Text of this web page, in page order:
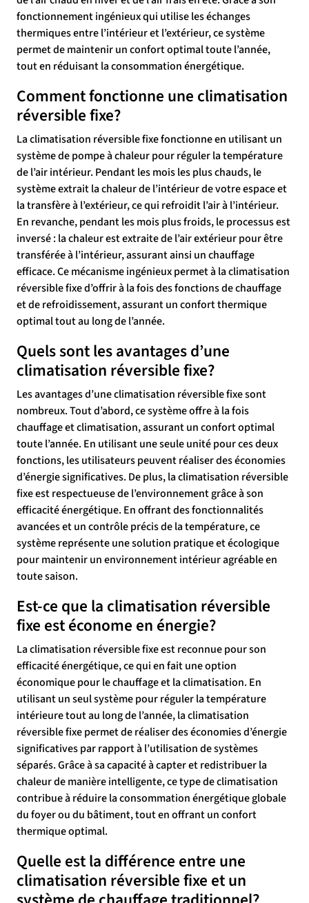
fonctionnement ingénieux qui utilise les échanges
thermiques entre l’intérieur et l’extérieur, ce système
permet de maintenir un confort optimal toute l’année,
tout en réduisant la consommation énergétique.
Comment fonctionne une climatisation
réversible fixe?
La climatisation réversible fixe fonctionne en utilisant un
système de pompe à chaleur pour réguler la température
de l’air intérieur. Pendant les mois les plus chauds, le
système extrait la chaleur de l’intérieur de votre espace et
la transfère à l’extérieur, ce qui refroidit l’air à l’intérieur.
En revanche, pendant les mois plus froids, le processus est
inversé : la chaleur est extraite de l’air extérieur pour être
transférée à l’intérieur, assurant ainsi un chauffage
efficace. Ce mécanisme ingénieux permet à la climatisation
réversible fixe d’offrir à la fois des fonctions de chauffage
et de refroidissement, assurant un confort thermique
optimal tout au long de l’année.
Quels sont les avantages d’une
climatisation réversible fixe?
Les avantages d’une climatisation réversible fixe sont
nombreux. Tout d’abord, ce système offre à la fois
chauffage et climatisation, assurant un confort optimal
toute l’année. En utilisant une seule unité pour ces deux
fonctions, les utilisateurs peuvent réaliser des économies
d’énergie significatives. De plus, la climatisation réversible
fixe est respectueuse de l’environnement grâce à son
efficacité énergétique. En offrant des fonctionnalités
avancées et un contrôle précis de la température, ce
système représente une solution pratique et écologique
pour maintenir un environnement intérieur agréable en
toute saison.
Est-ce que la climatisation réversible
fixe est économe en énergie?
La climatisation réversible fixe est reconnue pour son
efficacité énergétique, ce qui en fait une option
économique pour le chauffage et la climatisation. En
utilisant un seul système pour réguler la température
intérieure tout au long de l’année, la climatisation
réversible fixe permet de réaliser des économies d’énergie
significatives par rapport à l’utilisation de systèmes
séparés. Grâce à sa capacité à capter et redistribuer la
chaleur de manière intelligente, ce type de climatisation
contribue à réduire la consommation énergétique globale
du foyer ou du bâtiment, tout en offrant un confort
thermique optimal.
Quelle est la différence entre une
climatisation réversible fixe et un